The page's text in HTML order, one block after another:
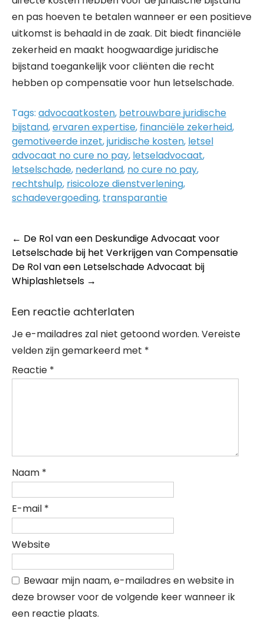
en pas hoeven te betalen wanneer er een positieve
uitkomst is behaald in de zaak. Dit biedt financiële
zekerheid en maakt hoogwaardige juridische
bijstand toegankelijk voor cliënten die recht
hebben op compensatie voor hun letselschade.
Tags: advocaatkosten, betrouwbare juridische
bijstand,ervaren expertise, financiële zekerheid,
gemotiveerde inzet,juridische kosten, letsel
advocaat no cure no pay, letseladvocaat,
letselschade, nederland, no cure no pay,
rechtshulp, risicoloze dienstverlening,
schadevergoeding, transparantie
Post
navigation
← De Rol van een Deskundige Advocaat voor
Letselschade bij het Verkrijgen van Compensatie
De Rol van een Letselschade Advocaat bij
Whiplashletsels →
Een reactie achterlaten
Je e-mailadres zal niet getoond worden. Vereiste
velden zijn gemarkeerd met *
Reactie *
Naam *
E-mail *
Website
Bewaar mijn naam, e-mailadres en website in
deze browser voor de volgende keer wanneer ik
een reactie plaats.